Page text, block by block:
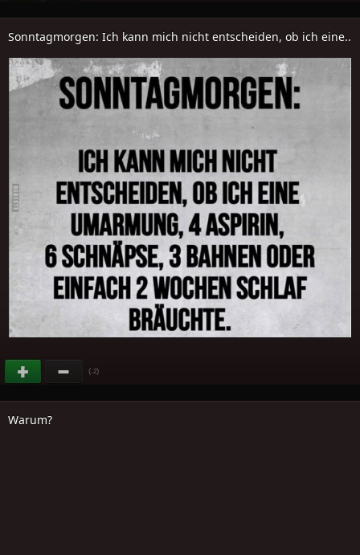
Sonntagmorgen: Ich kann mich nicht entscheiden, ob ich eine..
(-2)
Warum?